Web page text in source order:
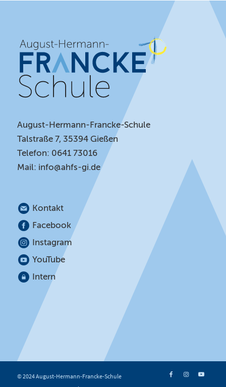
August-Hermann-Francke-Schule
Talstraße 7, 35394 Gießen
Telefon: 0641 73016
Mail: info@ahfs-gi.de
Kontakt
Facebook
Instagram
YouTube
Intern
© 2024 August-Hermann-Francke-Schule